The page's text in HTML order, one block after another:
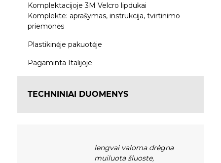
Komplektacijoje 3M Velcro lipdukai
Komplekte: aprašymas, instrukcija, tvirtinimo
priemonės
Plastikinėje pakuotėje
Pagaminta Italijoje
TECHNINIAI DUOMENYS
lengvai valoma drėgna
muiluota šluoste,